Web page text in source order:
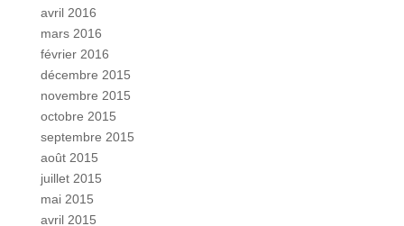
avril 2016
mars 2016
février 2016
décembre 2015
novembre 2015
octobre 2015
septembre 2015
août 2015
juillet 2015
mai 2015
avril 2015